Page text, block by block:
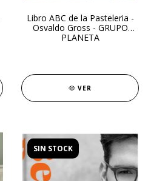
Libro ABC de la Pasteleria -
Osvaldo Gross - GRUPO
PLANETA
VER
SIN STOCK